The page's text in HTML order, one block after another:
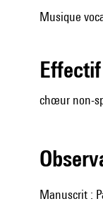
Musique
chœur non-
Manuscrit :